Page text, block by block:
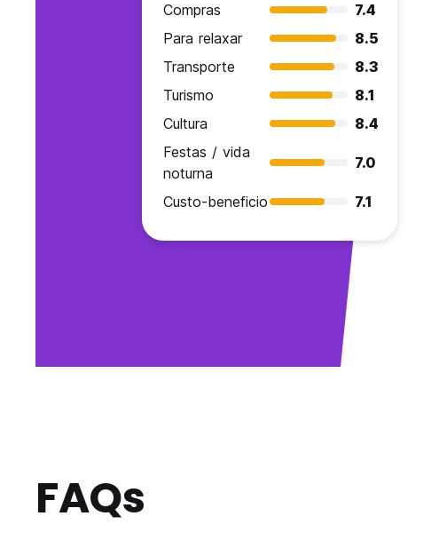
Compras
7.4
Para relaxar
8.5
Transporte
8.3
Turismo
8.1
Cultura
8.4
Festas / vida
noturna
7.0
Custo-beneficio 7.1
FAQs